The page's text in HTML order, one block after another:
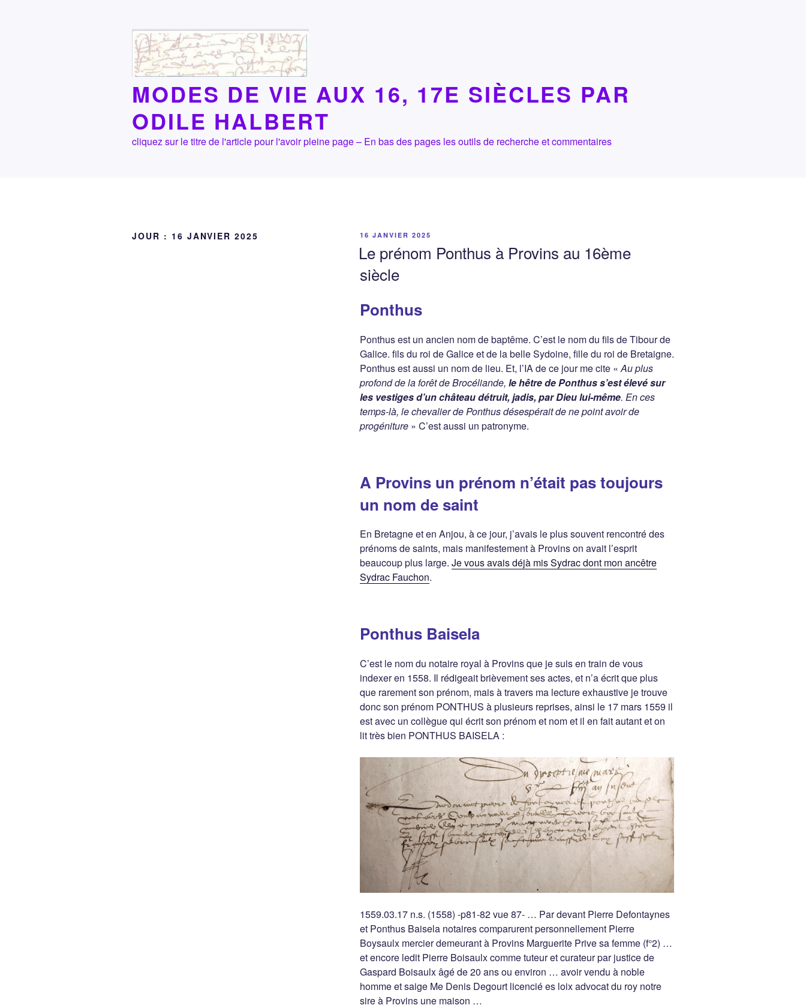
MODES DE VIE AUX 16, 17E SIÈCLES PAR
ODILE HALBERT
cliquez sur le titre de l'article pour l'avoir pleine page – En bas des pages les outils de recherche et commentaires
JOUR : 16 JANVIER 2025
PUBLIÉ
16 JANVIER 2025
Le prénom Ponthus à Provins au 16ème
siècle
Ponthus
Ponthus est un ancien nom de baptême. C’est le nom du fils de Tibour de
Galice. fils du roi de Galice et de la belle Sydoine, fille du roi de Bretaigne.
Ponthus est aussi un nom de lieu. Et, l’IA de ce jour me cite «Au plus
profond de la forêt de Brocéliande, le hêtre de Ponthus s’est élevé sur
les vestiges d’un château détruit, jadis, par Dieu lui-même. En ces
temps-là, le chevalier de Ponthus désespérait de ne point avoir de
progéniture» C’est aussi un patronyme.
A Provins un prénom n’était pas toujours
un nom de saint
En Bretagne et en Anjou, à ce jour, j’avais le plus souvent rencontré des
prénoms de saints, mais manifestement à Provins on avait l’esprit
beaucoup plus large. Je vous avais déjà mis Sydrac dont mon ancêtre
Sydrac Fauchon.
Ponthus Baisela
C’est le nom du notaire royal à Provins que je suis en train de vous
indexer en 1558. Il rédigeait brièvement ses actes, et n’a écrit que plus
que rarement son prénom, mais à travers ma lecture exhaustive je trouve
donc son prénom PONTHUS à plusieurs reprises, ainsi le 17 mars 1559 il
est avec un collègue qui écrit son prénom et nom et il en fait autant et on
lit très bien PONTHUS BAISELA :
1559.03.17 n.s. (1558) -p81-82 vue 87- … Par devant Pierre Defontaynes
et Ponthus Baisela notaires comparurent personnellement Pierre
Boysaulx mercier demeurant à Provins Marguerite Prive sa femme (f°2) …
et encore ledit Pierre Boisaulx comme tuteur et curateur par justice de
Gaspard Boisaulx âgé de 20 ans ou environ … avoir vendu à noble
homme et saige Me Denis Degourt licencié es loix advocat du roy notre
sire à Provins une maison …